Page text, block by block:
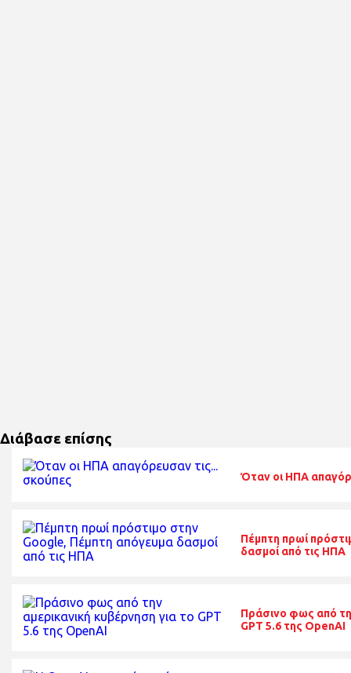
Διάβασε επίσης
Όταν οι ΗΠΑ
Πέμπτη πρωί
δασμοί από τις ΗΠΑ
Πράσινο φως από
GPT 5.6 της OpenAI